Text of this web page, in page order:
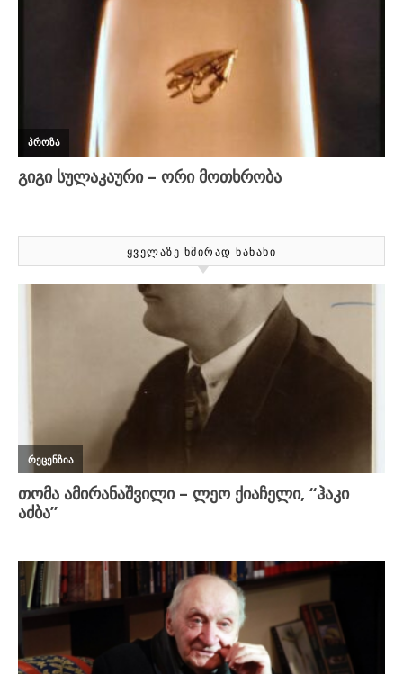
ᲧᲕᲔᲚᲐᲖᲔ ᲮᲨᲘᲠᲐᲓ ᲜᲐᲜᲐᲮᲘ